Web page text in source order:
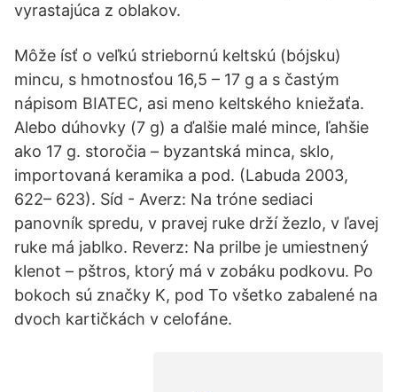
vyrastajúca z oblakov.
Môže ísť o veľkú striebornú keltskú (bójsku)
mincu, s hmotnosťou 16,5 – 17 g a s častým
nápisom BIATEC, asi meno keltského kniežaťa.
Alebo dúhovky (7 g) a ďalšie malé mince, ľahšie
ako 17 g. storočia – byzantská minca, sklo,
importovaná keramika a pod. (Labuda 2003,
622– 623). Síd - Averz: Na tróne sediaci
panovník spredu, v pravej ruke drží žezlo, v ľavej
ruke má jablko. Reverz: Na prilbe je umiestnený
klenot – pštros, ktorý má v zobáku podkovu. Po
bokoch sú značky K, pod To všetko zabalené na
dvoch kartičkách v celofáne.